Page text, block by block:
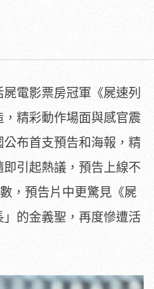
電影票房冠軍《屍速列
精彩動作場面與感官震
布首支預告和海報，精
引起熱議，預告上線不
，預告片中更驚見《屍
的金義聖，再度慘遭活